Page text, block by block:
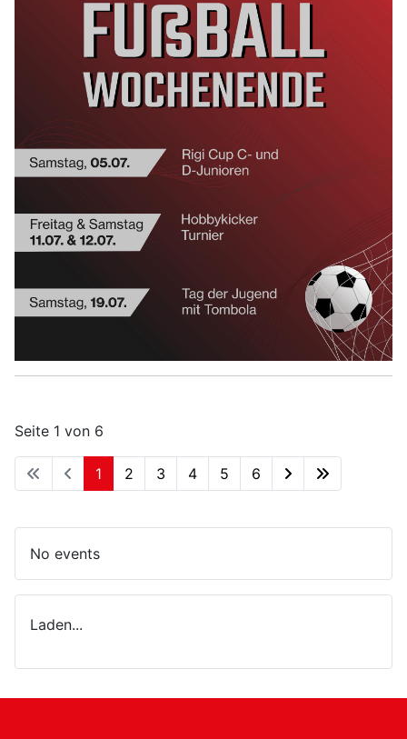
Seite 1 von 6
1 2 3 4 5 6
No events
Laden...